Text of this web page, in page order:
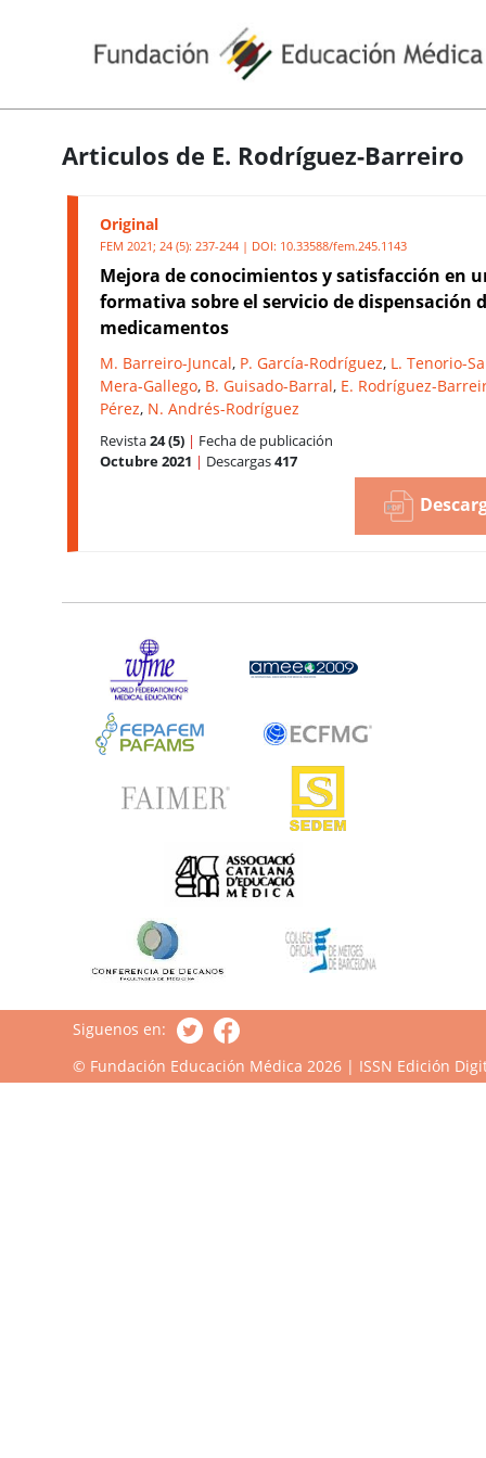
Articulos de E. Rodríguez-Barreiro
Original
FEM 2021; 24 (5): 237-244 | DOI: 10.33588/fem.245.1143
Mejora de conocimientos y satisfacción en
formativa sobre el servicio de dispensación
medicamentos
M. Barreiro-Juncal, P. García-Rodríguez, L. Tenorio-
Mera-Gallego, B. Guisado-Barral, E. Rodríguez-
Pérez, N. Andrés-Rodríguez
Revista24 (5) | Fecha de publicación
Octubre 2021 | Descargas417
Siguenos en:
© Fundación Educación Médica 2026 | ISSN Edición